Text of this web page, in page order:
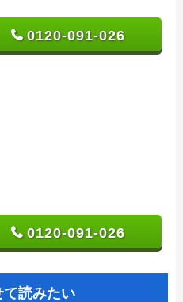
0120-091-026
0120-091-026
て読みたい